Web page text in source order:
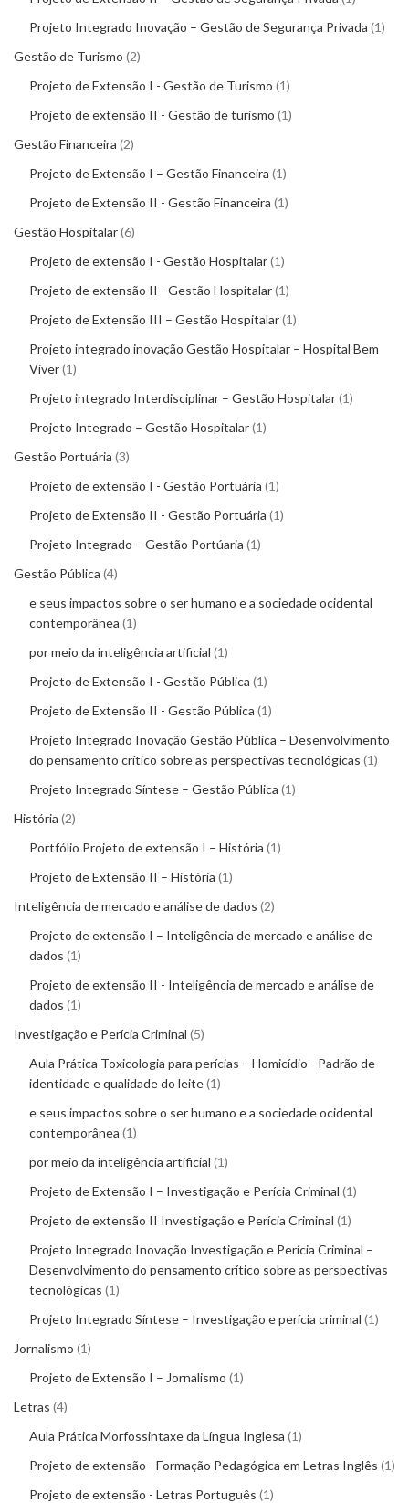
Projeto Integrado Inovação – Gestão de Segurança Privada 1
Gestão de Turismo 2
Projeto de Extensão I - Gestão de Turismo 1
Projeto de extensão II - Gestão de turismo 1
Gestão Financeira 2
Projeto de Extensão I – Gestão Financeira 1
Projeto de Extensão II - Gestão Financeira 1
Gestão Hospitalar 6
Projeto de extensão I - Gestão Hospitalar 1
Projeto de extensão II - Gestão Hospitalar 1
Projeto de Extensão III – Gestão Hospitalar 1
Projeto integrado inovação Gestão Hospitalar – Hospital Bem
Viver 1
Projeto integrado Interdisciplinar – Gestão Hospitalar 1
Projeto Integrado – Gestão Hospitalar 1
Gestão Portuária 3
Projeto de extensão I - Gestão Portuária 1
Projeto de Extensão II - Gestão Portuária 1
Projeto Integrado – Gestão Portúaria 1
Gestão Pública 4
e seus impactos sobre o ser humano e a sociedade ocidental
contemporânea 1
por meio da inteligência artificial 1
Projeto de Extensão I - Gestão Pública 1
Projeto de Extensão II - Gestão Pública 1
Projeto Integrado Inovação Gestão Pública – Desenvolvimento
do pensamento crítico sobre as perspectivas tecnológicas 1
Projeto Integrado Síntese – Gestão Pública 1
História 2
Portfólio Projeto de extensão I – História 1
Projeto de Extensão II – História 1
Inteligência de mercado e análise de dados 2
Projeto de extensão I – Inteligência de mercado e análise de
dados 1
Projeto de extensão II - Inteligência de mercado e análise de
dados 1
Investigação e Perícia Criminal 5
Aula Prática Toxicologia para perícias – Homicídio - Padrão de
identidade e qualidade do leite 1
e seus impactos sobre o ser humano e a sociedade ocidental
contemporânea 1
por meio da inteligência artificial 1
Projeto de Extensão I – Investigação e Perícia Criminal 1
Projeto de extensão II Investigação e Perícia Criminal 1
Projeto Integrado Inovação Investigação e Perícia Criminal –
Desenvolvimento do pensamento crítico sobre as perspectivas
tecnológicas 1
Projeto Integrado Síntese – Investigação e perícia criminal 1
Jornalismo 1
Projeto de Extensão I – Jornalismo 1
Letras 4
Aula Prática Morfossintaxe da Língua Inglesa 1
Projeto de extensão - Formação Pedagógica em Letras Inglês 1
Projeto de extensão - Letras Português 1